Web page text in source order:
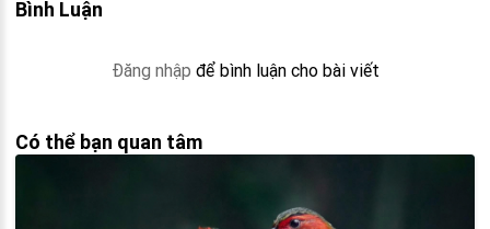
Bình Luận
Đăng nhập để bình luận cho bài viết
Có thể bạn quan tâm